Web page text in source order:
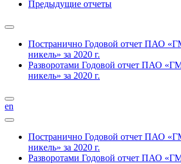
Предыдущие отчеты
Постранично Годовой отчет ПАО
никель» за 2020 г.
Разворотами Годовой отчет ПАО
никель» за 2020 г.
en
Постранично Годовой отчет ПАО
никель» за 2020 г.
Разворотами Годовой отчет ПАО